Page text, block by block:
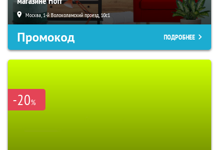
Москва, 1-й Волоколамский проезд, 10с1
Промокод ПОДРОБНЕЕ
-20%